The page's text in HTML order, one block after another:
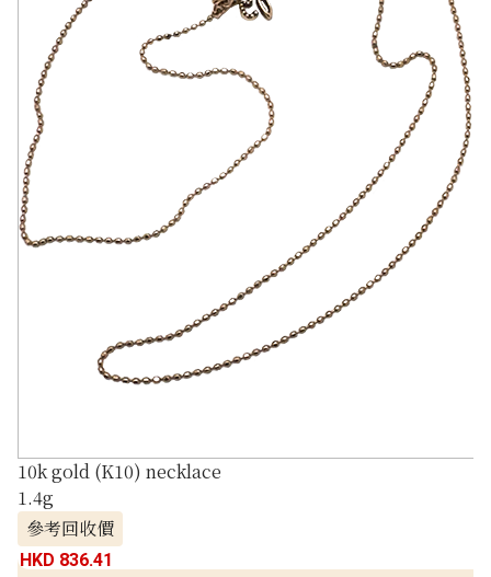
10k gold (K10) necklace
1.4g
參考回收價
HKD 836.41